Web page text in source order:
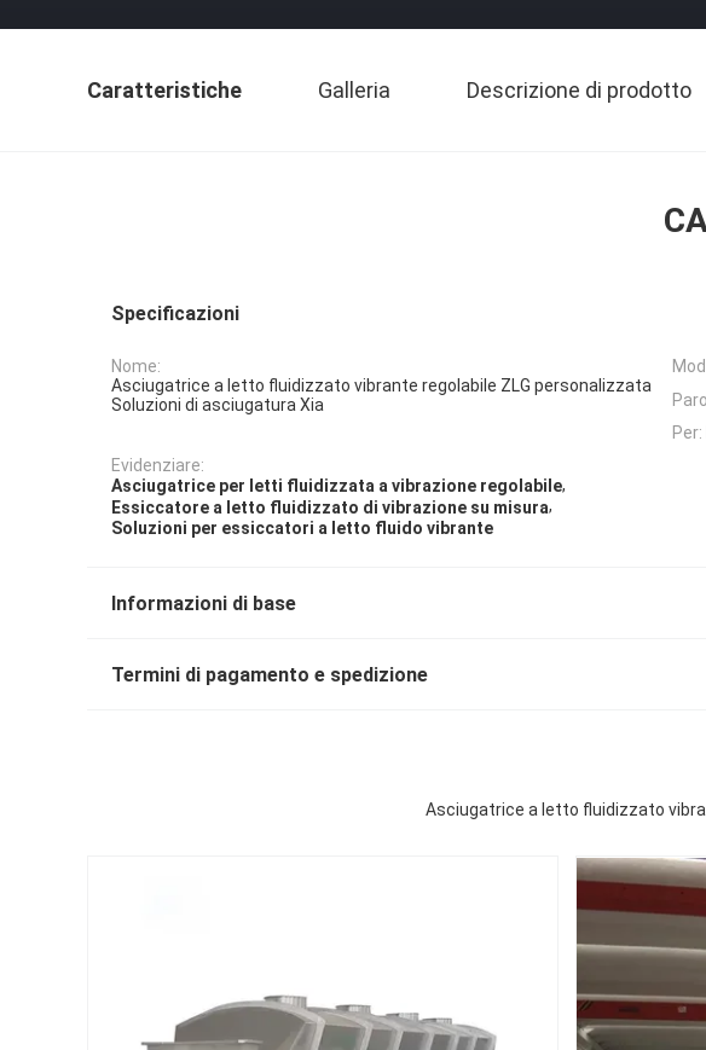
Caratteristiche Galleria Descrizione di prodotto
Specificazioni
Nome:
Asciugatrice a letto fluidizzato vibrante regolabile ZLG personalizzata
Soluzioni di asciugatura Xia
Per:
Evidenziare:
Asciugatrice per letti fluidizzata a vibrazione regolabile,
Essiccatore a letto fluidizzato di vibrazione su misura,
Soluzioni per essiccatori a letto fluido vibrante
Informazioni di base
Termini di pagamento e spedizione
Asciugatrice a letto fluidizzato